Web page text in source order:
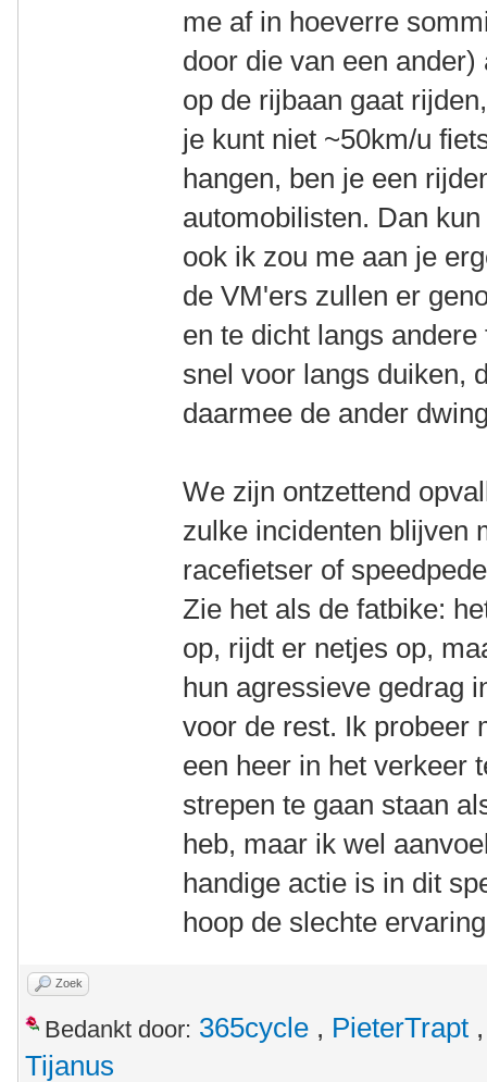
me af in hoeverre
door die van een
op de rijbaan gaat
je kunt niet ~50km/u
hangen, ben je een
automobilisten. Dan
ook ik zou me aan je
de VM'ers zullen er
en te dicht langs
snel voor langs duiken,
daarmee de ander
We zijn ontzettend
zulke incidenten blijven
racefietser of
Zie het als de fatbike:
op, rijdt er netjes op,
hun agressieve gedrag
voor de rest. Ik probeer
een heer in het verkeer
strepen te gaan staan
heb, maar ik wel
handige actie is in dit
hoop de slechte
Zoek
Bedankt door: 365cycle , PieterTrapt
Tijanus